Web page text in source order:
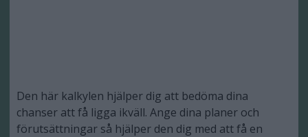
Den här kalkylen hjälper dig att bedöma dina
chanser att få ligga ikväll. Ange dina planer och
förutsättningar så hjälper den dig med att få en